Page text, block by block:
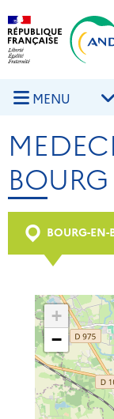
Aller au contenu
MENU
BOURG-EN-
+
−